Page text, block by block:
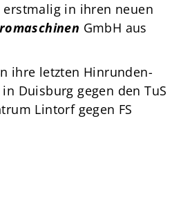
in ihren neuen
GmbH aus
ihre letzten Hinrunden-
Duisburg gegen den TuS
Lintorf gegen FS